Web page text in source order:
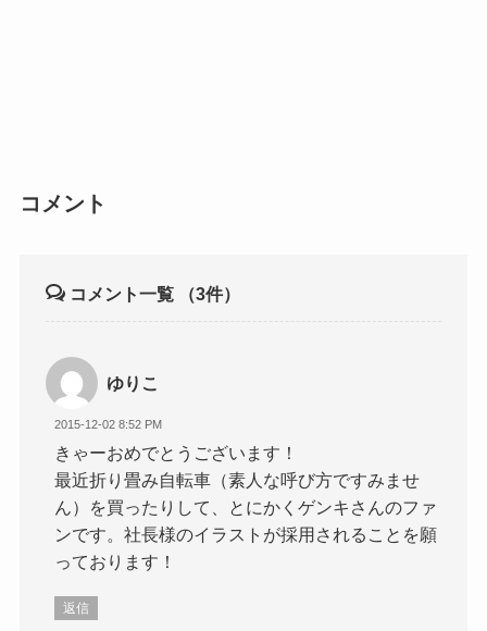
コメント
コメント一覧 （3件）
ゆりこ
2015-12-02 8:52 PM
きゃーおめでとうございます！
最近折り畳み自転車（素人な呼び方ですみませ
ん）を買ったりして、とにかくゲンキさんのファ
ンです。社長様のイラストが採用されることを願
っております！
返信